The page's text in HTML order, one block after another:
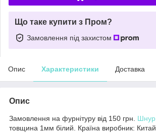
Що таке купити з Пром?
Замовлення під захистом
Опис Характеристики Доставка
Опис
Замовлення на фурнітуру від 150 грн. Шнур
товщина 1мм білий. Країна виробник: Китай.